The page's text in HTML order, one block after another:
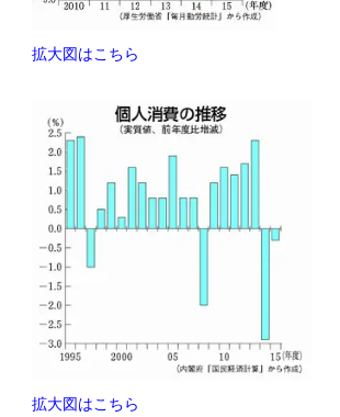
拡大図はこちら
拡大図はこちら